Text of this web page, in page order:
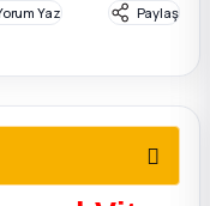
Yaz Paylaş